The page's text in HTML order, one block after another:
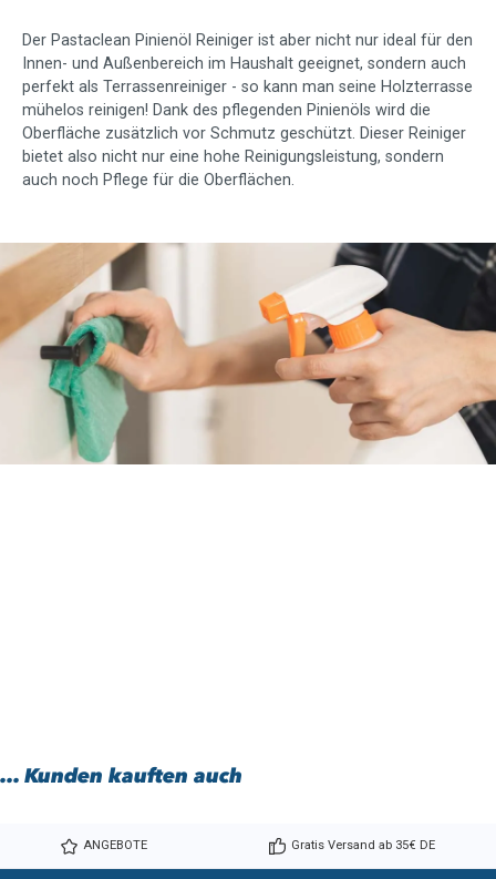
Der Pastaclean Pinienöl Reiniger ist aber nicht nur ideal für den
Innen- und Außenbereich im Haushalt geeignet, sondern auch
perfekt als Terrassenreiniger - so kann man seine Holzterrasse
mühelos reinigen! Dank des pflegenden Pinienöls wird die
Oberfläche zusätzlich vor Schmutz geschützt. Dieser Reiniger
bietet also nicht nur eine hohe Reinigungsleistung, sondern
auch noch Pflege für die Oberflächen.
Slider überspringen
... Kunden kauften auch
ANGEBOTE Gratis Versand ab 35€ DE